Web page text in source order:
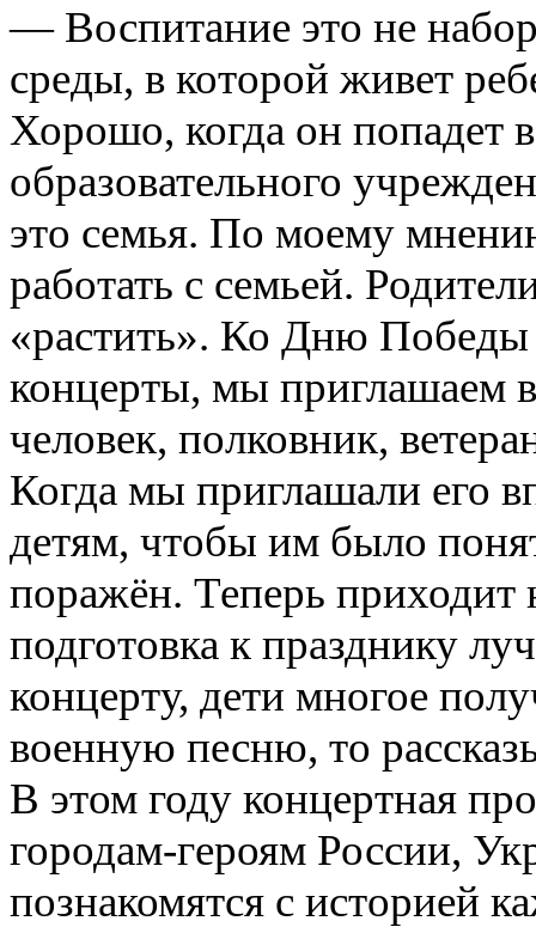
— Воспитание это не
среды, в которой живет
Хорошо, когда он попадет
образовательного
это семья. По моему
работать с семьей.
«растить». Ко Дню Победы
концерты, мы приглашаем
человек, полковник,
Когда мы приглашали его
детям, чтобы им было
поражён. Теперь приходит
подготовка к празднику
концерту, дети многое
военную песню, то
В этом году концертная
городам-героям России,
познакомятся с историей